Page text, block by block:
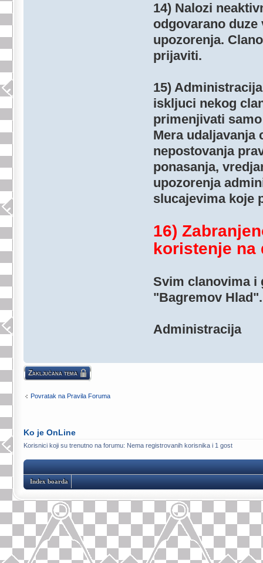
14) Nalozi
odgovarano
upozorenja.
prijaviti.
15)
iskljuci nekog
primenjivati
Mera udaljavanja
nepostovanja
ponasanja,
upozorenja
slucajevima koje
16)
koristenje na
Svim clanovima i
"Bagremov Hlad".
Administracija
Zaključana tema
Povratak na Pravila Foruma
Ko je OnLine
Korisnici koji su trenutno na forumu: Nema registrovanih korisnika i 1 gost
Index boarda